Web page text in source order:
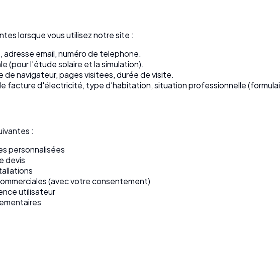
lorsque vous utilisez notre site :
adresse email, numéro de telephone.
(pour l'étude solaire et la simulation).
de navigateur, pages visitees, durée de visite.
facture d'électricité, type d'habitation, situation professionnelle
:
personnalisées
devis
(avec votre consentement)
utilisateur